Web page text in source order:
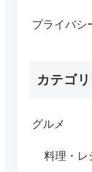
プライバシ
カテゴ
グルメ
料理・レ